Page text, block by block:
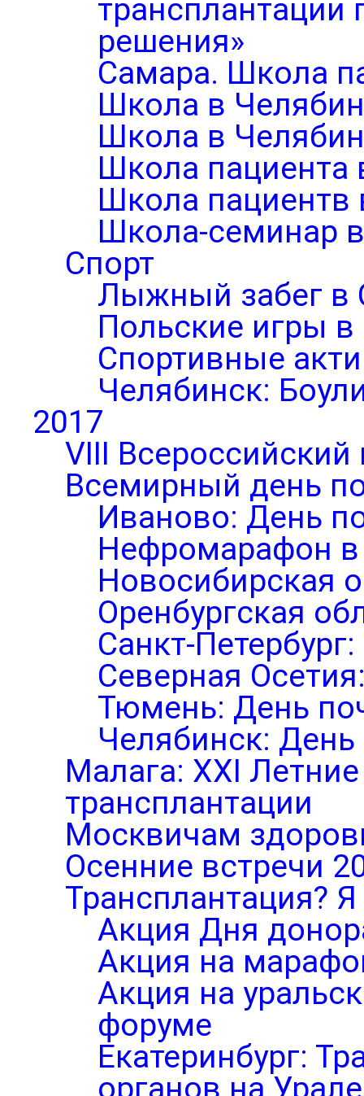
трансплантации
решения»
Самара. Школа
Школа в
Школа в
Школа пациента
Школа пациентв
Школа-семинар
Спорт
Лыжный забег в
Польские игры в
Спортивные
Челябинск:
2017
VIII Всероссийский
Всемирный день
Иваново: День
Нефромарафон
Новосибирская
Оренбургская
Санкт-
Северная
Тюмень: День
Челябинск: День
Малага: XXI
трансплантации
Москвичам
Осенние встречи
Трансплантация?
Акция Дня
Акция на
Акция на
форуме
Екатеринбург: